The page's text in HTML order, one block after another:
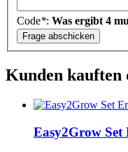
Code*: Was ergibt 4
Kunden kauften
Easy2Grow Set